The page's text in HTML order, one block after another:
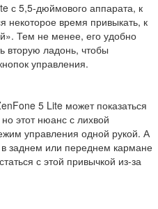
с 5,5-дюймового аппарата, к
некоторое время привыкать, к
Тем не менее, его удобно
вторую ладонь, чтобы
управления.
5 Lite может показаться
этот нюанс с лихвой
управления одной рукой. А
заднем или переднем кармане
с этой привычкой из-за